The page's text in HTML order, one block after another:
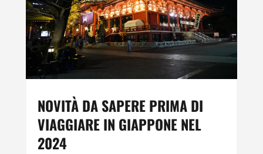
NOVITÀ DA SAPERE PRIMA DI
VIAGGIARE IN GIAPPONE NEL
2024